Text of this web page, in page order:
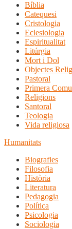
Bíblia
Catequesi
Cristologia
Eclesiologia
Espiritualitat
Litúrgia
Mort i Dol
Objectes
Pastoral
Primera
Religions
Santoral
Teologia
Vida religiosa
Humanitats
Biografies
Filosofia
Història
Literatura
Pedagogia
Política
Psicologia
Sociologia